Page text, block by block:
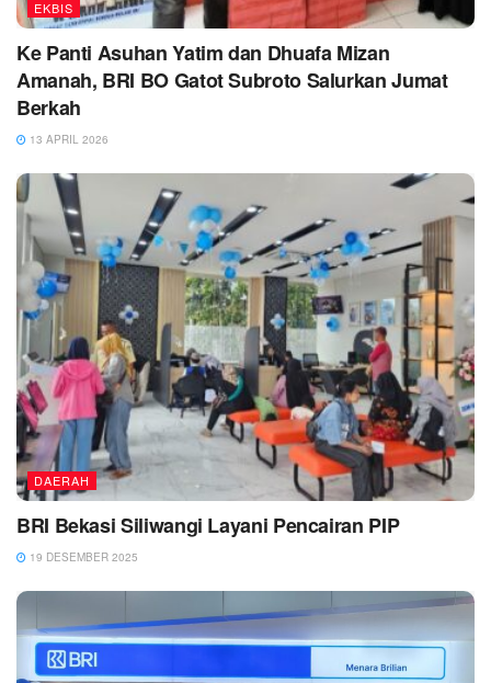
EKBIS
Ke Panti Asuhan Yatim dan Dhuafa Mizan
Amanah, BRI BO Gatot Subroto Salurkan Jumat
Berkah
13 APRIL 2026
DAERAH
BRI Bekasi Siliwangi Layani Pencairan PIP
19 DESEMBER 2025